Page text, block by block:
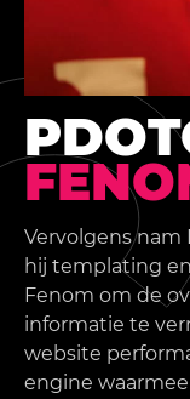
Vervolgens
hij templating
Fenom om de
informatie te
website
engine